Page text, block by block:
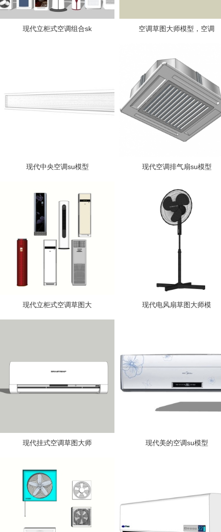
现代立柜式空调组合sk 空调草图大师模型，空调
现代中央空调su模型 现代空调排气扇su模型
现代立柜式空调草图大 现代电风扇草图大师模
现代挂式空调草图大师 现代美的空调su模型